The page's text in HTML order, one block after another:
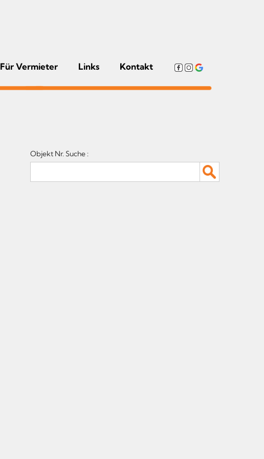
Für Vermieter Links Kontakt
Objekt Nr. Suche :